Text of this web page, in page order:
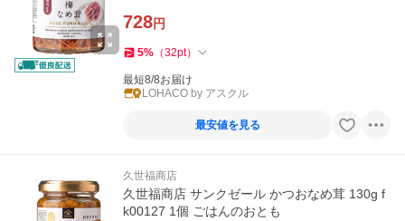
728円
5% （32pt）
最短8/8お届け
LOHACO by アスクル
最安値を見る
久世福商店
久世福商店 サンクゼール かつおなめ茸 130g f
k00127 1個 ごはんのおとも